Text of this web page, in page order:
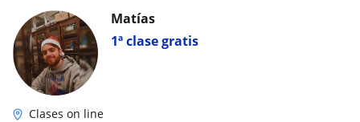
1ª clase gratis
Matías
Clases on line